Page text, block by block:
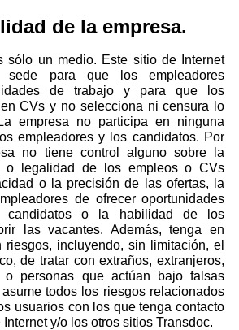
de la empresa.
sólo un medio. Este sitio de Internet
sede para que los empleadores
de trabajo y para que los
CVs y no selecciona ni censura lo
empresa no participa en ninguna
empleadores y los candidatos. Por
no tiene control alguno sobre la
o legalidad de los empleos o CVs
o la precisión de las ofertas, la
de ofrecer oportunidades
o la habilidad de los
las vacantes. Además, tenga en
riesgos, incluyendo, sin limitación, el
de tratar con extraños, extranjeros,
o personas que actúan bajo falsas
todos los riesgos relacionados
usuarios con los que tenga contacto
y/o los otros sitios Transdoc.